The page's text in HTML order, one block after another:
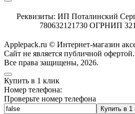
Реквизиты: ИП Поталинский
780632121730 ОГРНИП
Applepack.ru © Интернет-магазин
Cайт не является публичной офертой.
Все права защищены, 2026.
Купить в 1 клик
Номер телефона:
Проверьте номер телефона
Купить в 1